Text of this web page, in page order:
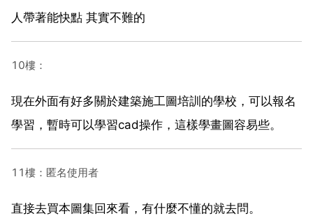
人帶著能快點 其實不難的
10樓：
現在外面有好多關於建築施工圖培訓的學校，可以報名
學習，暫時可以學習cad操作，這樣學畫圖容易些。
11樓：匿名使用者
直接去買本圖集回來看，有什麼不懂的就去問。